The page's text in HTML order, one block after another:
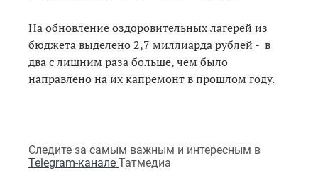
На обновление оздоровительных лагерей из
бюджета выделено 2,7 миллиарда рублей - в
два с лишним раза больше, чем было
направлено на их капремонт в прошлом году.
Следите за самым важным и интересным в
Telegram-канале Татмедиа